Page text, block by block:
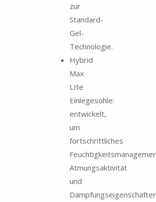
zur
Standard-
Gel-
Technologie.
Hybrid
Max
LIte
Einlegesohle:
entwickelt,
um
fortschrittliches
Atmungsaktivität
und
Dämpfungseigenschaften